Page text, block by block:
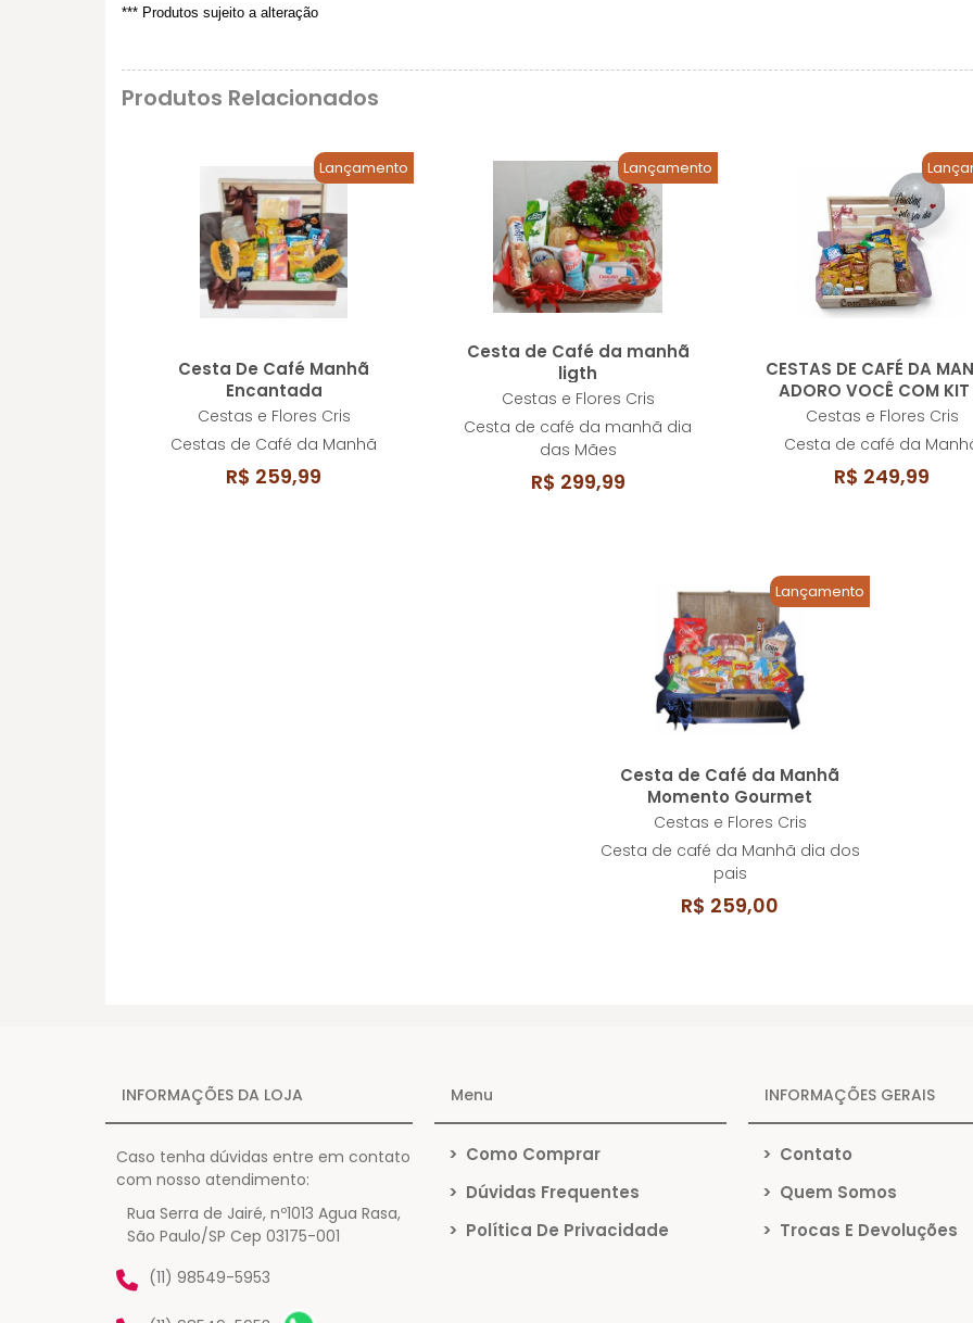
*** Produtos sujeito a alteração
Produtos Relacionados
Lançamento
Cesta De Café Manhã
Encantada
Cestas e Flores Cris
Cestas de Café da Manhã
R$ 259,99
Lançamento
Cesta de Café da manhã
ligth
Cestas e Flores Cris
Cesta de café da manhã dia
das Mães
R$ 299,99
CESTAS DE CAFÉ DA
ADORO VOCÊ COM
BALÃO PEQUENO
Cestas e Flores Cris
Cesta de café da
R$ 249,99
Lançamento
Cesta de Café da Manhã
Momento Gourmet
Cestas e Flores Cris
Cesta de café da Manhã dia dos
pais
R$ 259,00
INFORMAÇÕES DA LOJA
Caso tenha dúvidas entre em contato
com nosso atendimento:
Rua Serra de Jairé, nº1013 Agua Rasa,
São Paulo/SP Cep 03175-001
(11) 98549-5953
Menu
> Como Comprar
> Dúvidas Frequentes
> Política De Privacidade
INFORMAÇÕES GERAIS
> Contato
> Quem Somos
> Trocas E Devoluções